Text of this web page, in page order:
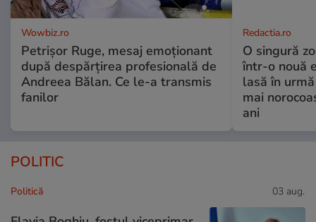
Wowbiz.ro
Petrișor Ruge, mesaj emoționant
după despărțirea profesională de
Andreea Bălan. Ce le-a transmis
fanilor
Redactia.ro
O singură
într-o nouă
lasă în
mai
ani
POLITIC
Politică 03 aug.